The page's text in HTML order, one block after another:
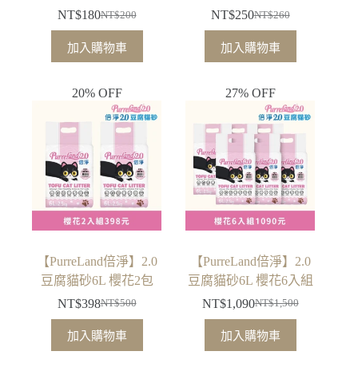
NT$200
始
價
NT$200。
NT$180
前
價
NT$180。
加入購物車
NT$260
始
價
NT$260。
NT$250
前
價
NT$250。
加入購物車
20% OFF
【PurreLand倍淨】2.0
豆腐貓砂6L 櫻花2包
NT$500
始
價
NT$398
前
價
加入購物車
27% OFF
【PurreLand倍淨】2.0
豆腐貓砂6L 櫻花6入組
NT$1,500
始
價
NT$1,090
前
價
加入購物車